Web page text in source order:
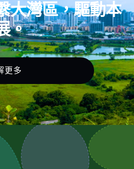
大灣區，驅動本
。
更多